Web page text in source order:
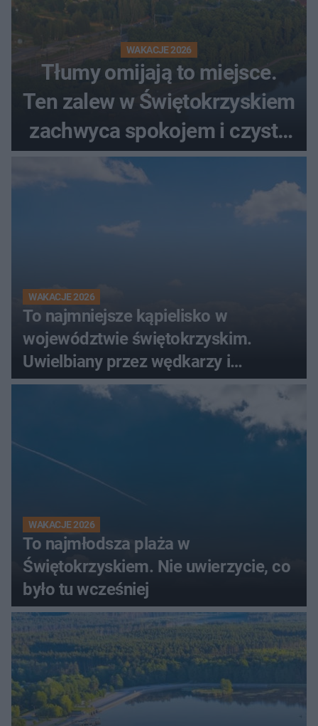
WAKACJE 2026
Tłumy omijają to miejsce.
Ten zalew w Świętokrzyskiem
zachwyca spokojem i czystą
wodą
WAKACJE 2026
To najmniejsze kąpielisko w
województwie świętokrzyskim.
Uwielbiany przez wędkarzy i
turystów
WAKACJE 2026
To najmłodsza plaża w
Świętokrzyskiem. Nie uwierzycie, co
było tu wcześniej